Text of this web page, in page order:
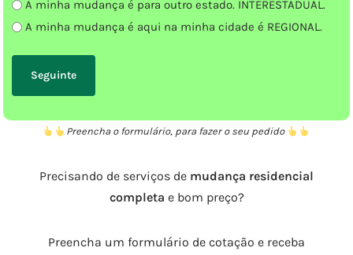
A minha mudança é para outro estado. INTERESTADUAL.
A minha mudança é aqui na minha cidade é REGIONAL.
Preencha o formulário, para fazer o seu pedido
Precisando de serviços de mudança residencial
completa e bom preço?
Preencha um formulário de cotação e receba